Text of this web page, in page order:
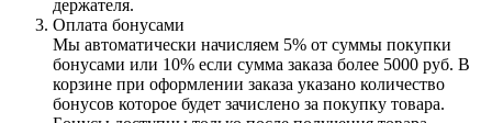
держателя.
Оплата бонусами
Мы автоматически начисляем 5% от суммы покупки
бонусами или 10% если сумма заказа более 5000 руб. В
корзине при оформлении заказа указано количество
бонусов которое будет зачислено за покупку товара.